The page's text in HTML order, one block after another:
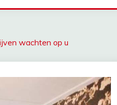
wachten op u